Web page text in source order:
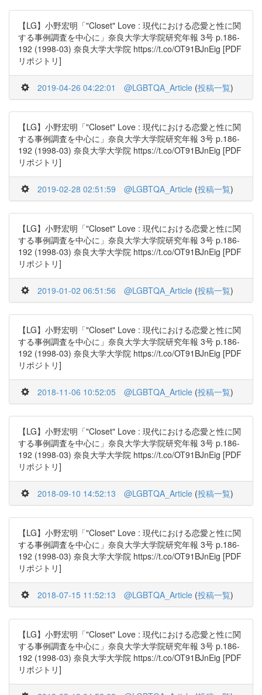
【LG】小野宏明「"Closet" Love : 現代における恋愛と性に関
する事例調査を中心に」奈良大学大学院研究年報 3号 p.186-
192 (1998-03) 奈良大学大学院 https://t.co/OT91BJnEig [PDF
リポジトリ]
2019-04-26 04:22:01 @LGBTQA_Article (投稿一覧)
【LG】小野宏明「"Closet" Love : 現代における恋愛と性に関
する事例調査を中心に」奈良大学大学院研究年報 3号 p.186-
192 (1998-03) 奈良大学大学院 https://t.co/OT91BJnEig [PDF
リポジトリ]
2019-02-28 02:51:59 @LGBTQA_Article (投稿一覧)
【LG】小野宏明「"Closet" Love : 現代における恋愛と性に関
する事例調査を中心に」奈良大学大学院研究年報 3号 p.186-
192 (1998-03) 奈良大学大学院 https://t.co/OT91BJnEig [PDF
リポジトリ]
2019-01-02 06:51:56 @LGBTQA_Article (投稿一覧)
【LG】小野宏明「"Closet" Love : 現代における恋愛と性に関
する事例調査を中心に」奈良大学大学院研究年報 3号 p.186-
192 (1998-03) 奈良大学大学院 https://t.co/OT91BJnEig [PDF
リポジトリ]
2018-11-06 10:52:05 @LGBTQA_Article (投稿一覧)
【LG】小野宏明「"Closet" Love : 現代における恋愛と性に関
する事例調査を中心に」奈良大学大学院研究年報 3号 p.186-
192 (1998-03) 奈良大学大学院 https://t.co/OT91BJnEig [PDF
リポジトリ]
2018-09-10 14:52:13 @LGBTQA_Article (投稿一覧)
【LG】小野宏明「"Closet" Love : 現代における恋愛と性に関
する事例調査を中心に」奈良大学大学院研究年報 3号 p.186-
192 (1998-03) 奈良大学大学院 https://t.co/OT91BJnEig [PDF
リポジトリ]
2018-07-15 11:52:13 @LGBTQA_Article (投稿一覧)
【LG】小野宏明「"Closet" Love : 現代における恋愛と性に関
する事例調査を中心に」奈良大学大学院研究年報 3号 p.186-
192 (1998-03) 奈良大学大学院 https://t.co/OT91BJnEig [PDF
リポジトリ]